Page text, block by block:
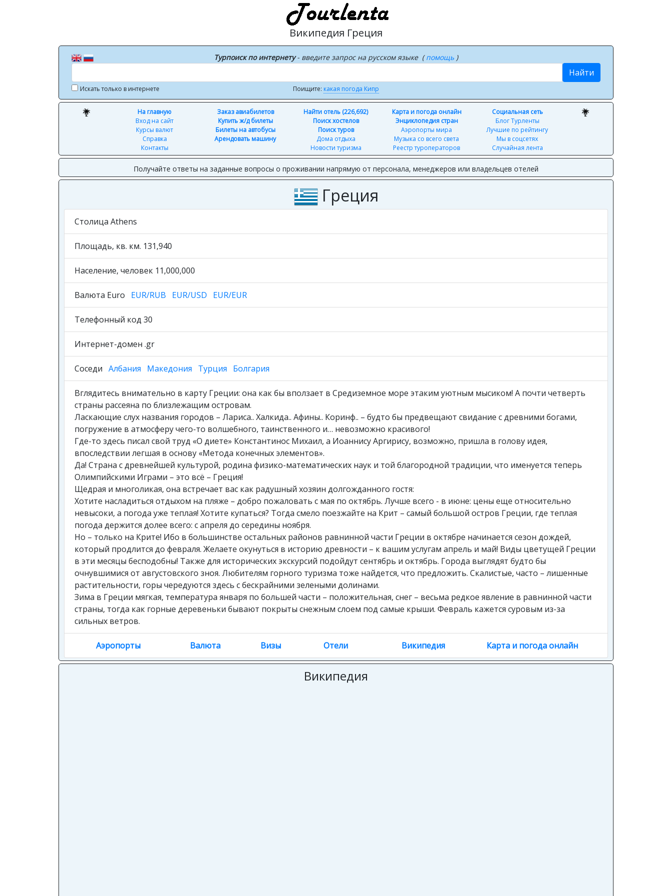
Википедия Греция
Турпоиск по интернету- введите запрос на русском языке (помощь )
Найти
Искать только в интернете Поищите: какая погода Кипр
На главную
Вход на сайт
Курсы валют
Справка
Контакты
Заказ авиабилетов
Купить ж/д билеты
Билеты на автобусы
Арендовать машину
Найти отель (226,692)
Поиск хостелов
Поиск туров
Дома отдыха
Новости туризма
Карта и погода онлайн
Энциклопедия стран
Аэропорты мира
Музыка со всего света
Реестр туроператоров
Социальная сеть
Блог Турленты
Лучшие по рейтингу
Мы в соцсетях
Случайная лента
Получайте ответы на заданные вопросы о проживании напрямую от персонала, менеджеров или владельцев отелей
Греция
Столица Athens
Площадь, кв. км. 131,940
Население, человек 11,000,000
Валюта Euro EUR/RUB EUR/USD EUR/EUR
Телефонный код 30
Интернет-домен .gr
Соседи Албания Македония Турция Болгария
Вглядитесь внимательно в карту Греции: она как бы вползает в Средиземное море этаким уютным мысиком! А почти четверть
страны рассеяна по близлежащим островам.
Ласкающие слух названия городов – Лариса.. Халкида.. Афины.. Коринф.. – будто бы предвещают свидание с древними богами,
погружение в атмосферу чего-то волшебного, таинственного и… невозможно красивого!
Где-то здесь писал свой труд «О диете» Константинос Михаил, а Иоаннису Аргирису, возможно, пришла в голову идея,
впоследствии легшая в основу «Метода конечных элементов».
Да! Страна с древнейшей культурой, родина физико-математических наук и той благородной традиции, что именуется теперь
Олимпийскими Играми – это всё – Греция!
Щедрая и многоликая, она встречает вас как радушный хозяин долгожданного гостя:
Хотите насладиться отдыхом на пляже – добро пожаловать с мая по октябрь. Лучше всего - в июне: цены еще относительно
невысоки, а погода уже теплая! Хотите купаться? Тогда смело поезжайте на Крит – самый большой остров Греции, где теплая
погода держится долее всего: с апреля до середины ноября.
Но – только на Крите! Ибо в большинстве остальных районов равнинной части Греции в октябре начинается сезон дождей,
который продлится до февраля. Желаете окунуться в историю древности – к вашим услугам апрель и май! Виды цветущей Греции
в эти месяцы бесподобны! Также для исторических экскурсий подойдут сентябрь и октябрь. Города выглядят будто бы
очнувшимися от августовского зноя. Любителям горного туризма тоже найдется, что предложить. Скалистые, часто – лишенные
растительности, горы чередуются здесь с бескрайними зелеными долинами.
Зима в Греции мягкая, температура января по большей части – положительная, снег – весьма редкое явление в равнинной части
страны, тогда как горные деревеньки бывают покрыты снежным слоем под самые крыши. Февраль кажется суровым из-за
сильных ветров.
Аэропорты Валюта Визы Отели Википедия Карта и погода онлайн
Википедия